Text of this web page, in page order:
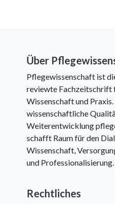
Über
Pflegewissenschaft ist
reviewte Fachzeitschrift
Wissenschaft und
wissenschaftliche
Weiterentwicklung
schafft Raum für den
Wissenschaft,
und Professionalisierung.
Rechtliches